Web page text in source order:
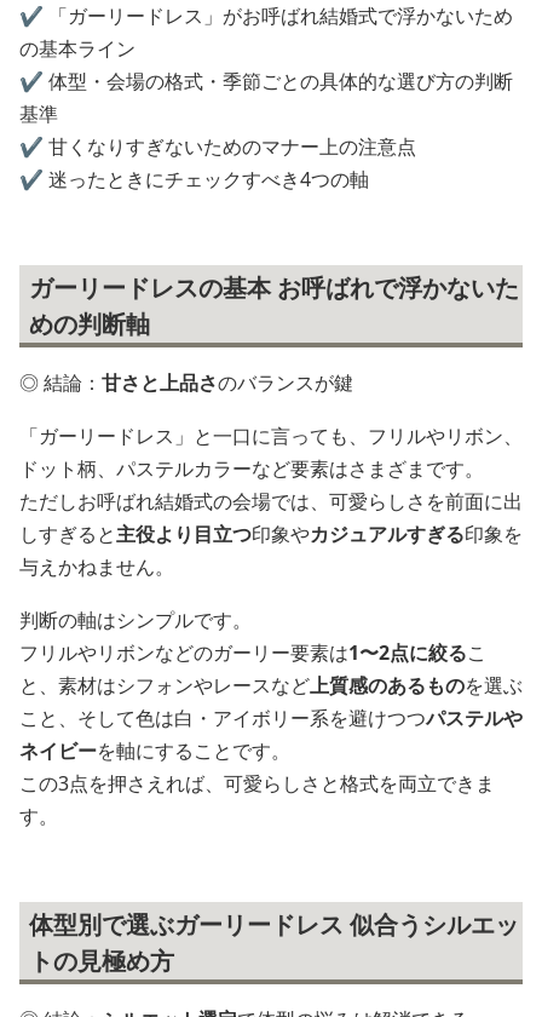
✔️ 「ガーリードレス」がお呼ばれ結婚式で浮かないため
の基本ライン
✔️ 体型・会場の格式・季節ごとの具体的な選び方の判断
基準
✔️ 甘くなりすぎないためのマナー上の注意点
✔️ 迷ったときにチェックすべき4つの軸
ガーリードレスの基本 お呼ばれで浮かないた
めの判断軸
◎ 結論： 甘さと上品さのバランスが鍵
「ガーリードレス」と一口に言っても、フリルやリボン、
ドット柄、パステルカラーなど要素はさまざまです。
ただしお呼ばれ結婚式の会場では、可愛らしさを前面に出
しすぎると主役より目立つ印象やカジュアルすぎる印象を
与えかねません。
判断の軸はシンプルです。
フリルやリボンなどのガーリー要素は1〜2点に絞るこ
と、素材はシフォンやレースなど上質感のあるものを選ぶ
こと、そして色は白・アイボリー系を避けつつパステルや
ネイビーを軸にすることです。
この3点を押さえれば、可愛らしさと格式を両立できま
す。
体型別で選ぶガーリードレス 似合うシルエッ
トの見極め方